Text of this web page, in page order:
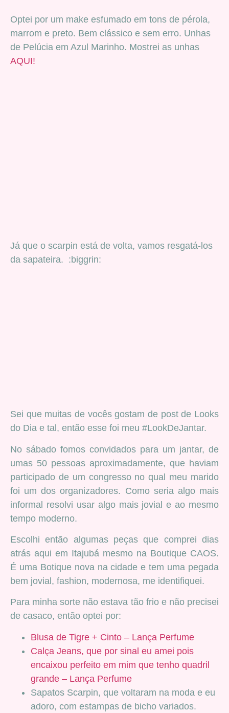
Optei por um make esfumado em tons de pérola,
marrom e preto. Bem clássico e sem erro. Unhas
de Pelúcia em Azul Marinho. Mostrei as unhas
AQUI!
Já que o scarpin está de volta, vamos resgatá-los
da sapateira. :biggrin:
Sei que muitas de vocês gostam de post de Looks
do Dia e tal, então esse foi meu #LookDeJantar.
No sábado fomos convidados para um jantar, de
umas 50 pessoas aproximadamente, que haviam
participado de um congresso no qual meu marido
foi um dos organizadores. Como seria algo mais
informal resolvi usar algo mais jovial e ao mesmo
tempo moderno.
Escolhi então algumas peças que comprei dias
atrás aqui em Itajubá mesmo na Boutique CAOS.
É uma Botique nova na cidade e tem uma pegada
bem jovial, fashion, modernosa, me identifiquei.
Para minha sorte não estava tão frio e não precisei
de casaco, então optei por:
Blusa de Tigre + Cinto – Lança Perfume
Calça Jeans, que por sinal eu amei pois
encaixou perfeito em mim que tenho quadril
grande – Lança Perfume
Sapatos Scarpin, que voltaram na moda e eu
adoro, com estampas de bicho variados.